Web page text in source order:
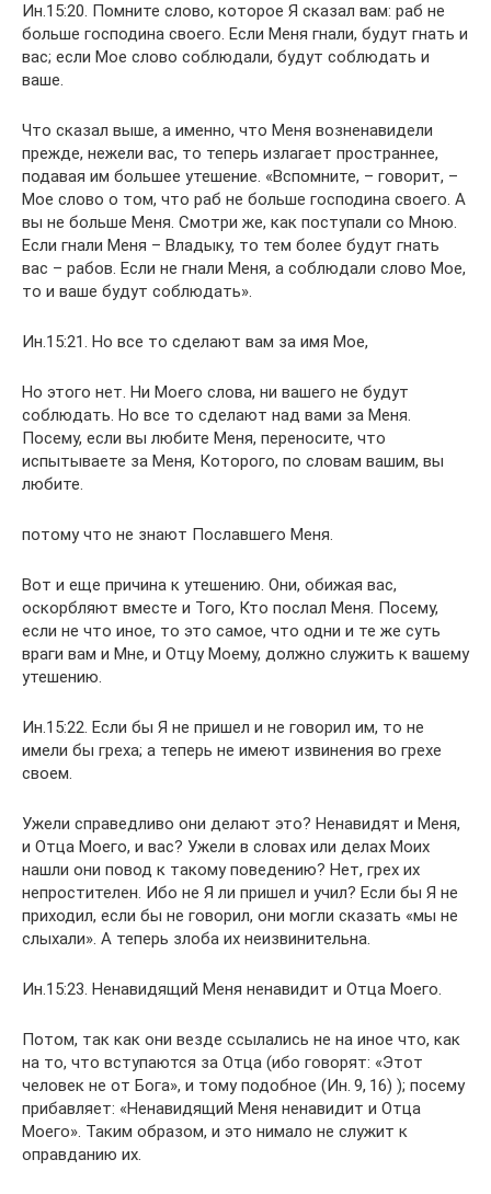
Ин.15:20. Помните слово, которое Я сказал вам: раб не
больше господина своего. Если Меня гнали, будут гнать и
вас; если Мое слово соблюдали, будут соблюдать и
ваше.
Что сказал выше, а именно, что Меня возненавидели
прежде, нежели вас, то теперь излагает пространнее,
подавая им большее утешение. «Вспомните, – говорит, –
Мое слово о том, что раб не больше господина своего. А
вы не больше Меня. Смотри же, как поступали со Мною.
Если гнали Меня – Владыку, то тем более будут гнать
вас – рабов. Если не гнали Меня, а соблюдали слово Мое,
то и ваше будут соблюдать».
Ин.15:21. Но все то сделают вам за имя Мое,
Но этого нет. Ни Моего слова, ни вашего не будут
соблюдать. Но все то сделают над вами за Меня.
Посему, если вы любите Меня, переносите, что
испытываете за Меня, Которого, по словам вашим, вы
любите.
потому что не знают Пославшего Меня.
Вот и еще причина к утешению. Они, обижая вас,
оскорбляют вместе и Того, Кто послал Меня. Посему,
если не что иное, то это самое, что одни и те же суть
враги вам и Мне, и Отцу Моему, должно служить к вашему
утешению.
Ин.15:22. Если бы Я не пришел и не говорил им, то не
имели бы греха; а теперь не имеют извинения во грехе
своем.
Ужели справедливо они делают это? Ненавидят и Меня,
и Отца Моего, и вас? Ужели в словах или делах Моих
нашли они повод к такому поведению? Нет, грех их
непростителен. Ибо не Я ли пришел и учил? Если бы Я не
приходил, если бы не говорил, они могли сказать «мы не
слыхали». А теперь злоба их неизвинительна.
Ин.15:23. Ненавидящий Меня ненавидит и Отца Моего.
Потом, так как они везде ссылались не на иное что, как
на то, что вступаются за Отца (ибо говорят: «Этот
человек не от Бога», и тому подобное (Ин. 9, 16) ); посему
прибавляет: «Ненавидящий Меня ненавидит и Отца
Моего». Таким образом, и это нимало не служит к
оправданию их.